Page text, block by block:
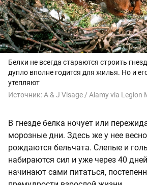
Белки не всегда стараются строить
дупло вполне годится для жилья. Но и
утепляют
Источник:A & J Visage / Alamy via Legion
В гнезде белка ночует или
морозные дни. Здесь же у нее
рождаются бельчата. Слепые и
набираются сил и уже через 40
начинают сами питаться,